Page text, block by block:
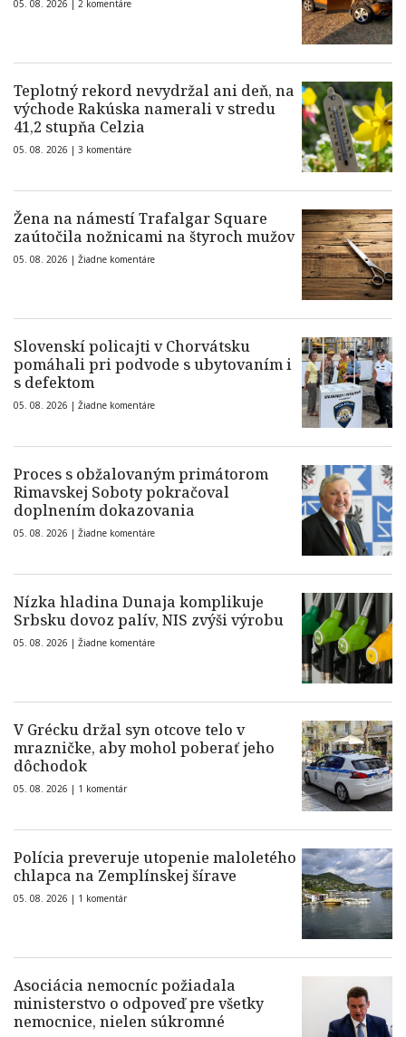
05. 08. 2026 | 2 komentáre
Teplotný rekord nevydržal ani deň, na
východe Rakúska namerali v stredu
41,2 stupňa Celzia
05. 08. 2026 | 3 komentáre
Žena na námestí Trafalgar Square
zaútočila nožnicami na štyroch mužov
05. 08. 2026 | Žiadne komentáre
Slovenskí policajti v Chorvátsku
pomáhali pri podvode s ubytovaním i
s defektom
05. 08. 2026 | Žiadne komentáre
Proces s obžalovaným primátorom
Rimavskej Soboty pokračoval
doplnením dokazovania
05. 08. 2026 | Žiadne komentáre
Nízka hladina Dunaja komplikuje
Srbsku dovoz palív, NIS zvýši výrobu
05. 08. 2026 | Žiadne komentáre
V Grécku držal syn otcove telo v
mrazničke, aby mohol poberať jeho
dôchodok
05. 08. 2026 | 1 komentár
Polícia preveruje utopenie maloletého
chlapca na Zemplínskej šírave
05. 08. 2026 | 1 komentár
Asociácia nemocníc požiadala
ministerstvo o odpoveď pre všetky
nemocnice, nielen súkromné